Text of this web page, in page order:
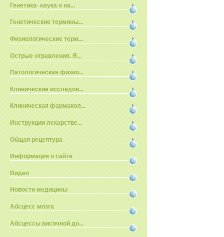
Генетика- наука о на...
Генетические термины...
Физиологические терм...
Острые отравления. Я...
Патологическая физио...
Клинические исследов...
Клиническая фармакол...
Инструкции лекарстве...
Общая рецептура
Информация о сайте
Видео
Новости медицины
Абсцесс мозга
Абсцессы височной до...